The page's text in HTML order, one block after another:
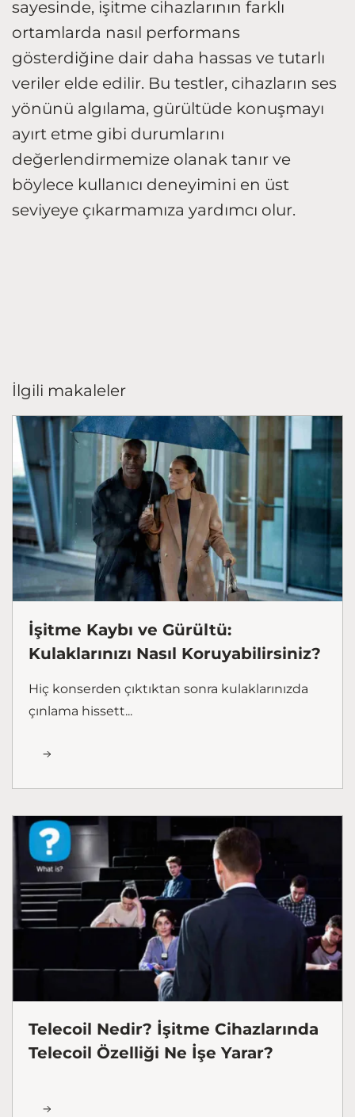
sayesinde, işitme cihazlarının farklı
ortamlarda nasıl performans
gösterdiğine dair daha hassas ve tutarlı
veriler elde edilir. Bu testler, cihazların ses
yönünü algılama, gürültüde konuşmayı
ayırt etme gibi durumlarını
değerlendirmemize olanak tanır ve
böylece kullanıcı deneyimini en üst
seviyeye çıkarmamıza yardımcı olur.
İlgili makaleler
İşitme Kaybı ve Gürültü:
Kulaklarınızı Nasıl Koruyabilirsiniz?
Hiç konserden çıktıktan sonra kulaklarınızda
çınlama hissett...
Telecoil Nedir? İşitme Cihazlarında
Telecoil Özelliği Ne İşe Yarar?